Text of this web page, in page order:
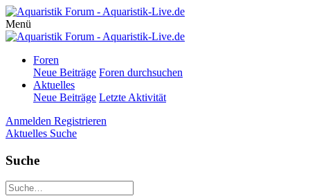
Menü
Foren
Neue Beiträge Foren durchsuchen
Aktuelles
Neue Beiträge Letzte Aktivität
Anmelden Registrieren
Aktuelles Suche
Suche